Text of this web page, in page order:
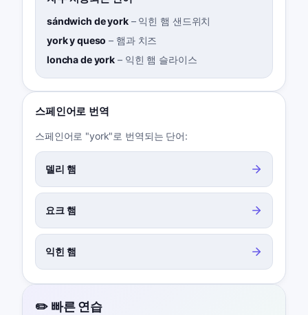
sándwich de york– 익힌 햄 샌드위치
york y queso – 햄과 치즈
loncha de york – 익힌 햄 슬라이스
스페인어로 번역
스페인어로 "york"로 번역되는 단어:
델리 햄
요크 햄
익힌 햄
✏️ 빠른 연습